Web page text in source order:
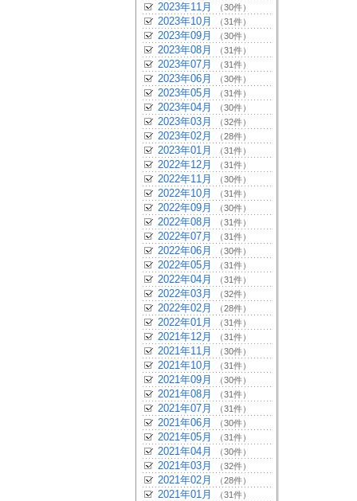
2023年11月 （30件）
2023年10月 （31件）
2023年09月 （30件）
2023年08月 （31件）
2023年07月 （31件）
2023年06月 （30件）
2023年05月 （31件）
2023年04月 （30件）
2023年03月 （32件）
2023年02月 （28件）
2023年01月 （31件）
2022年12月 （31件）
2022年11月 （30件）
2022年10月 （31件）
2022年09月 （30件）
2022年08月 （31件）
2022年07月 （31件）
2022年06月 （30件）
2022年05月 （31件）
2022年04月 （31件）
2022年03月 （32件）
2022年02月 （28件）
2022年01月 （31件）
2021年12月 （31件）
2021年11月 （30件）
2021年10月 （31件）
2021年09月 （30件）
2021年08月 （31件）
2021年07月 （31件）
2021年06月 （30件）
2021年05月 （31件）
2021年04月 （30件）
2021年03月 （32件）
2021年02月 （28件）
2021年01月 （31件）